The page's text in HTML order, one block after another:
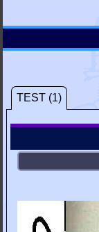
TEST (1)